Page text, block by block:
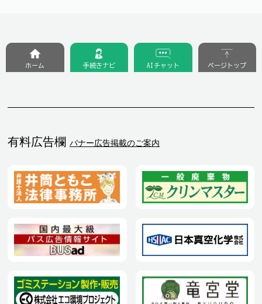
有料広告欄 バナー広告掲載のご案内
ホーム 手続きナビ AIチャット ページトップ